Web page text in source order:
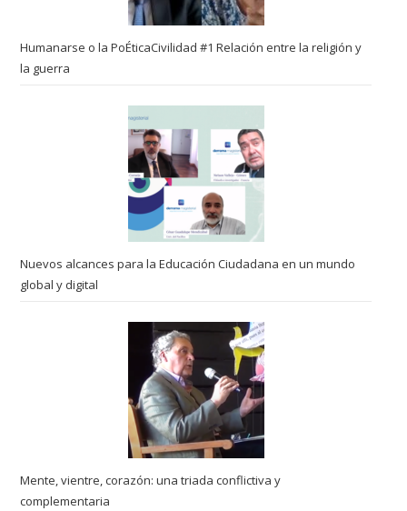
Humanarse o la PoÉticaCivilidad #1 Relación entre la religión y
la guerra
Nuevos alcances para la Educación Ciudadana en un mundo
global y digital
Mente, vientre, corazón: una triada conflictiva y
complementaria